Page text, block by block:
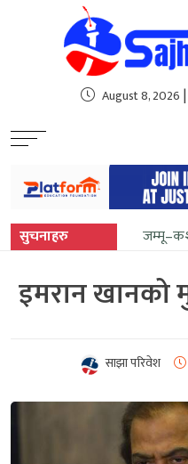
sweet bonanza
August 8, 2026
सुचनाहरु
इमरान खानको
साझा परिवेश